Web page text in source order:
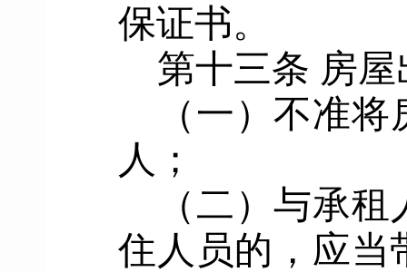
保证书。
第十三条 房
（一）不准
人；
（二）与承
住人员的，应当